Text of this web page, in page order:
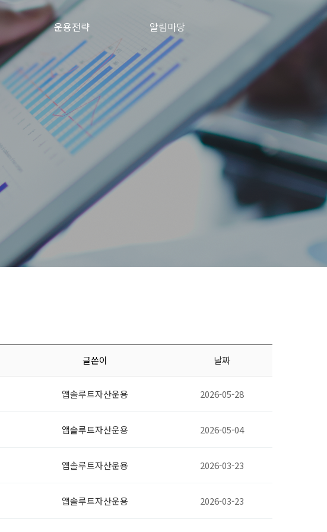
운용전략 알림마당
글쓴이 날짜
앱솔루트자산운용 2026-05-28
앱솔루트자산운용 2026-05-04
앱솔루트자산운용 2026-03-23
앱솔루트자산운용 2026-03-23